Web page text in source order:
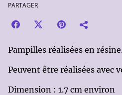
PARTAGER
Pampilles réalisées en
Peuvent être réalisées avec
Dimension : 1.7 cm environ